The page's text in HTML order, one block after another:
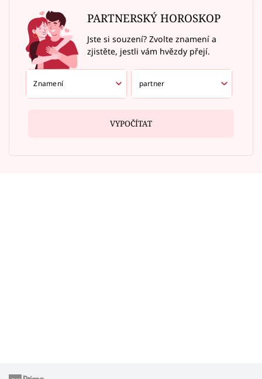
PARTNERSKÝ HOROSKOP
Jste si souzení? Zvolte znamení a
zjistěte, jestli vám hvězdy přejí.
VYPOČÍTAT